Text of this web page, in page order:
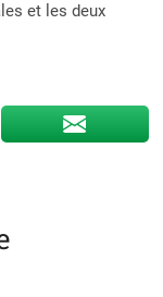
et les deux